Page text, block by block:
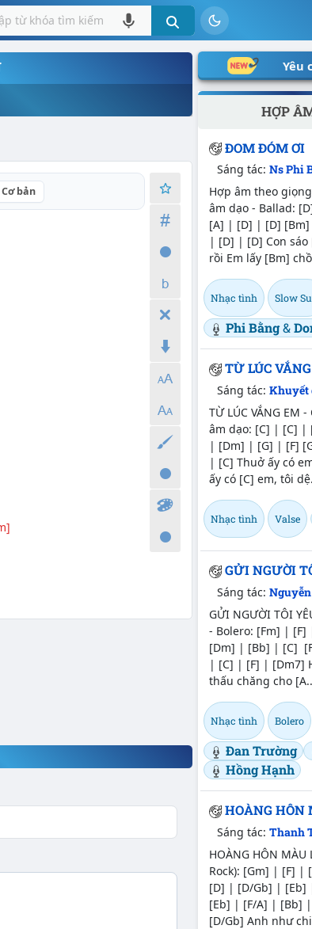
Cơ bản
Yêu
HỢP
ĐOM ĐÓM ƠI
Sáng tác:Ns Phi
Hợp âm theo
âm dạo - Ballad:
[A] | [D] | [D]
| [D] | [D] Con sáo
rồi Em lấy [Bm]
Nhạc tình Slow
Phi Bằng&
TỪ LÚC
Sáng tác:Khuyết
TỪ LÚC VẮNG EM
âm dạo: [C] | [C]
| [Dm] | [G] | [F]
| [C] Thuở ấy có
ấy có [C] em, tôi
Nhạc tình Valse
GỬI NGƯỜI
Sáng tác:
GỬI NGƯỜI TÔI
- Bolero: [Fm] |
[Dm] | [Bb] | [C]
| [C] | [F] | [Dm7]
thấu chăng cho
Nhạc tình Bolero
Đan Trường
Hồng Hạnh
HOÀNG HÔN
Sáng tác:Thanh
HOÀNG HÔN
Rock): [Gm] | [F]
[D] | [D/Gb] |
[Eb] | [F/A] | [Bb]
[D/Gb] Anh như